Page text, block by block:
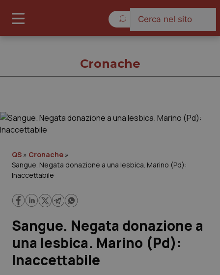
Governo e Parlamento
Regioni e Asl
Lavoro e Professioni
Scienza e Farmaci
Studi e Analisi
Cronache
QS » Cronache »
Sangue. Negata donazione a una lesbica. Marino (Pd):
Inaccettabile
Sangue. Negata donazione a
una lesbica. Marino (Pd):
Inaccettabile